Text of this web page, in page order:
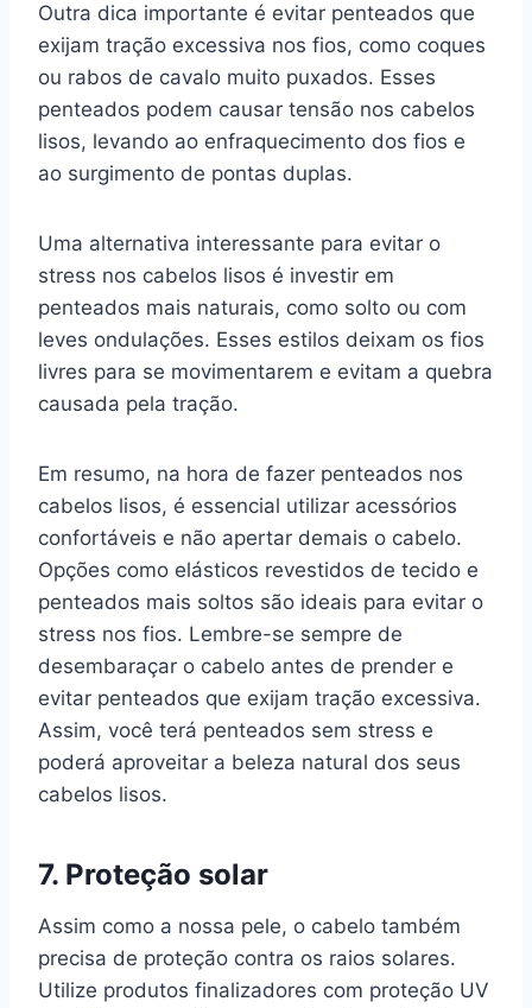
Outra dica importante é evitar penteados que
exijam tração excessiva nos fios, como coques
ou rabos de cavalo muito puxados. Esses
penteados podem causar tensão nos cabelos
lisos, levando ao enfraquecimento dos fios e
ao surgimento de pontas duplas.
Uma alternativa interessante para evitar o
stress nos cabelos lisos é investir em
penteados mais naturais, como solto ou com
leves ondulações. Esses estilos deixam os fios
livres para se movimentarem e evitam a quebra
causada pela tração.
Em resumo, na hora de fazer penteados nos
cabelos lisos, é essencial utilizar acessórios
confortáveis e não apertar demais o cabelo.
Opções como elásticos revestidos de tecido e
penteados mais soltos são ideais para evitar o
stress nos fios. Lembre-se sempre de
desembaraçar o cabelo antes de prender e
evitar penteados que exijam tração excessiva.
Assim, você terá penteados sem stress e
poderá aproveitar a beleza natural dos seus
cabelos lisos.
7. Proteção solar
Assim como a nossa pele, o cabelo também
precisa de proteção contra os raios solares.
Utilize produtos finalizadores com proteção UV